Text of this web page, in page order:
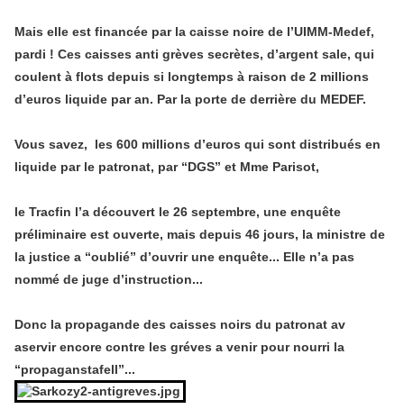
Mais elle est financée par la caisse noire de l’UIMM-Medef,
pardi ! Ces caisses anti grèves secrètes, d’argent sale, qui
coulent à flots depuis si longtemps à raison de 2 millions
d’euros liquide par an. Par la porte de derrière du MEDEF.
Vous savez, les 600 millions d’euros qui sont distribués en
liquide par le patronat, par “DGS” et Mme Parisot,
le Tracfin l’a découvert le 26 septembre, une enquête
préliminaire est ouverte, mais depuis 46 jours, la ministre de
la justice a “oublié” d’ouvrir une enquête... Elle n’a pas
nommé de juge d’instruction...
Donc la propagande des caisses noirs du patronat av
aservir encore contre les gréves a venir pour nourri la
“propaganstafell”...